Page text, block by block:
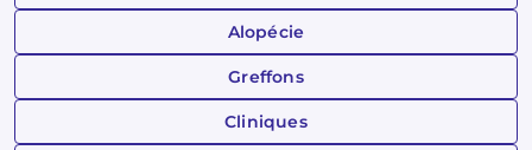
Alopécie
Greffons
Cliniques